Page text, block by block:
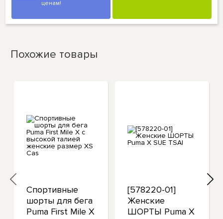
ценам!
Похожие товары
Спортивные
шорты для бега
Puma First Mile X
[578220-01]
Женские
ШОРТЫ Puma X